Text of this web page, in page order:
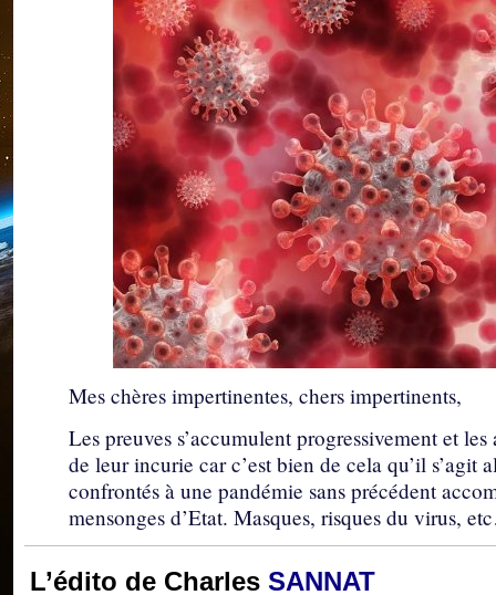
Mes chères impertinentes, chers impertinents,
Les preuves s’accumulent progressivement et
de leur incurie car c’est bien de cela qu’il s’agit
confrontés à une pandémie sans précédent
mensonges d’Etat. Masques, risques du virus,
L’édito de Charles SANNAT